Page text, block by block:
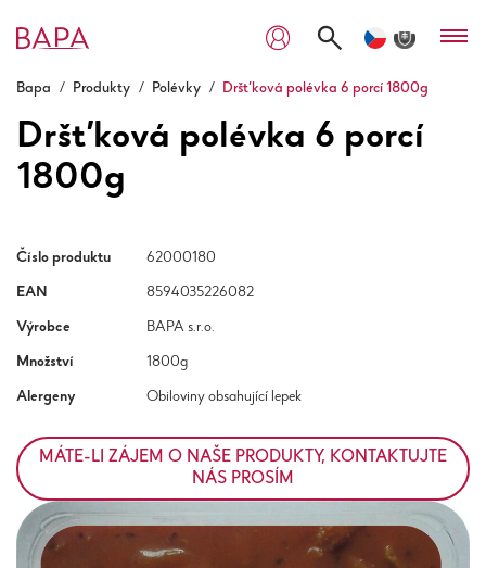
Bapa / Produkty / Polévky / Dršťková polévka 6 porcí 1800g
Dršťková polévka 6 porcí
1800g
Číslo produktu 62000180
EAN 8594035226082
Výrobce BAPA s.r.o.
Množství 1800g
Alergeny Obiloviny obsahující lepek
MÁTE-LI ZÁJEM O NAŠE PRODUKTY, KONTAKTUJTE
NÁS PROSÍM